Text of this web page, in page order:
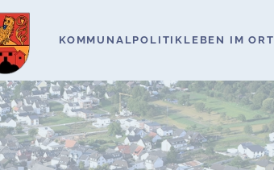
KOMMUNALPOLITIK LEBEN IM ORT